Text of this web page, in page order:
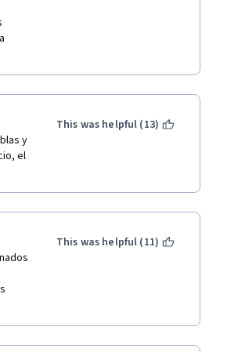
y
el
This was helpful (13)
This was helpful (11)